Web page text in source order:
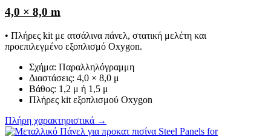
4,0 × 8,0 m
• Πλήρες kit με ατσάλινα πάνελ, στατική μελέτη και
προεπιλεγμένο εξοπλισμό Oxygon.
Σχήμα: Παραλληλόγραμμη
Διαστάσεις: 4,0 × 8,0 μ
Βάθος: 1,2 μ ή 1,5 μ
Πλήρες kit εξοπλισμού Oxygon
Πλήρη χαρακτηριστικά →